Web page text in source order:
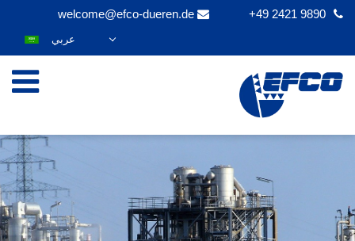
+49 2421 9890
welcome@efco-dueren.de
POLSKI
FRANÇAIS
ITALIANO
عربي
한국어
日本語